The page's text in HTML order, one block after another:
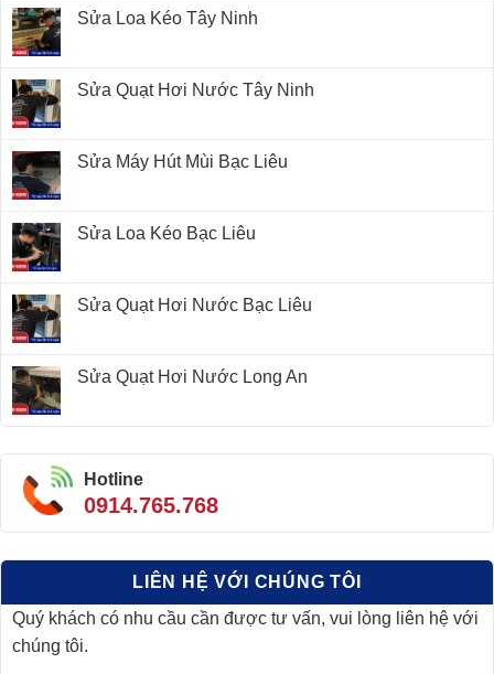
Sửa Loa Kéo Tây Ninh
Sửa Quạt Hơi Nước Tây Ninh
Sửa Máy Hút Mùi Bạc Liêu
Sửa Loa Kéo Bạc Liêu
Sửa Quạt Hơi Nước Bạc Liêu
Sửa Quạt Hơi Nước Long An
Hotline
0914.765.768
LIÊN HỆ VỚI CHÚNG TÔI
Quý khách có nhu cầu cần được tư vấn, vui lòng liên hệ với
chúng tôi.